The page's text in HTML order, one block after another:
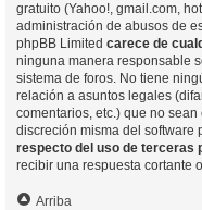
gratuito (Yahoo!, gmail.com,
administración de abusos de
phpBB Limited carece de
ninguna manera responsable
sistema de foros. No tiene
relación a asuntos legales
comentarios, etc.) que no
discreción misma del software
respecto del uso de terceras
recibir una respuesta cortante
Arriba